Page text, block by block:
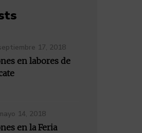
17, 2018
en labores de
14, 2018
en la Feria